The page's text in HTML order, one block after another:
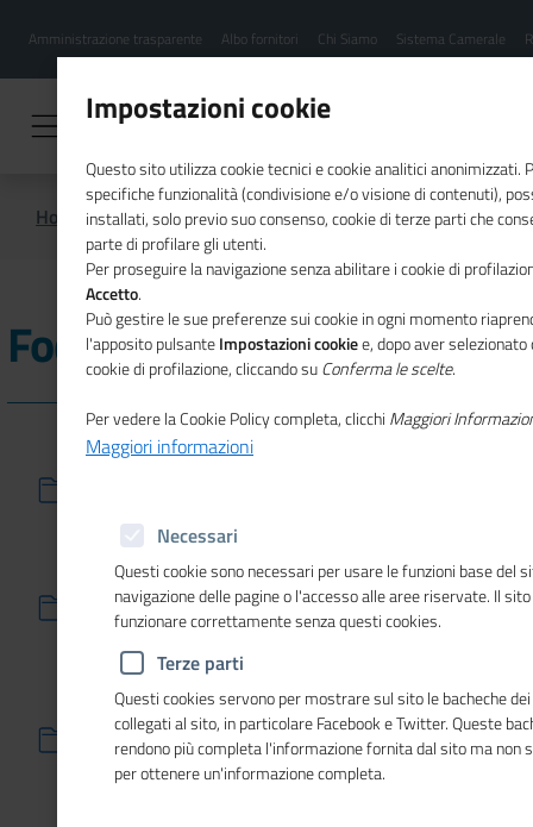
contenuto
Menu
hamburgher
Amministrazione trasparente Albo fornitori Chi Siamo Sistema Camerale
Home Focus On
Focus On
27/10/2023
26/10/2023
A Torino la Conferenza internazionale delle
Camere di commercio
23/10/2023
Parità di genere: riapertura dei termini per la
creazione di un elenco di esperti per
accompagnare le PMI alla certificazione
Impostazioni cookie
Questo sito utilizza cookie tecnici e cookie analitici anonimizzati.
specifiche funzionalità (condivisione e/o visione di contenuti),
installati, solo previo suo consenso, cookie di terze parti che
parte di profilare gli utenti.
Per proseguire la navigazione senza abilitare i cookie di
Accetto.
Può gestire le sue preferenze sui cookie in ogni momento
l'apposito pulsanteImpostazioni cookiee, dopo aver
cookie di profilazione, cliccando suConferma le scelte.
Per vedere la Cookie Policy completa, clicchi Maggiori
Maggiori informazioni
Necessari
Questi cookie sono necessari per usare le funzioni base del
navigazione delle pagine o l'accesso alle aree riservate. Il
funzionare correttamente senza questi cookies.
Terze parti
Questi cookies servono per mostrare sul sito le bacheche
collegati al sito, in particolare Facebook e Twitter. Queste
rendono più completa l'informazione fornita dal sito ma non
per ottenere un'informazione completa.